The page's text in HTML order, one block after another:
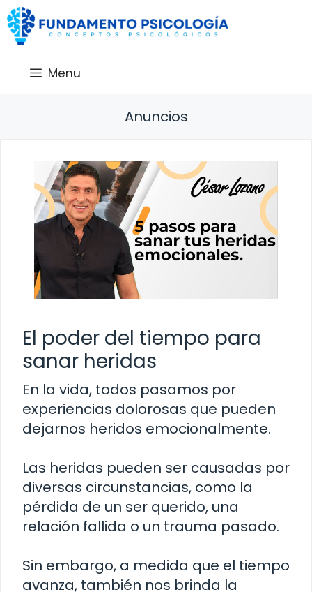
Saltar
al
contenido
Menu
Anuncios
El poder del tiempo para
sanar heridas
En la vida, todos pasamos por
experiencias dolorosas que pueden
dejarnos heridos emocionalmente.
Las heridas pueden ser causadas por
diversas circunstancias, como la
pérdida de un ser querido, una
relación fallida o un trauma pasado.
Sin embargo, a medida que el tiempo
avanza, también nos brinda la